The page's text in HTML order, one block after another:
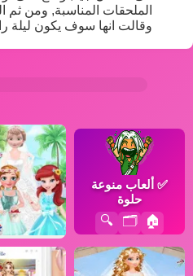
الملحقات المناسبة, ومن ثم
وقالت انها سوف يكون ليلة
✅ ألعاب منوعة
حلوة
🏠
🗂️
🔍